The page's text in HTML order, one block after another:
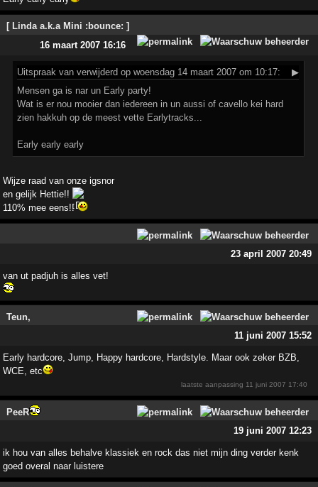
[ Linda a.k.a Mini :bounce: ]
16 maart 2007 16:16
Uitspraak van verwijderd op woensdag 14 maart 2007 om 10:17:
▶
Mensen ga is nar un Early party!
Wat is er nou mooier dan iedereen in un aussi of cavello kei hard
zien hakkuh op de meest vette Earlytracks...
Early early early
Wijze raad van onze igsnor
en gelijk Hettie!!
110% mee eens!!
23 april 2007 20:49
van ut padjuh is alles vet!
Teun,
11 juni 2007 15:52
Early hardcore, Jump, Happy hardcore, Hardstyle. Maar ook zeker BZB,
WCE, etc
laatste aanpassing 11 juni 2007 17:40
PeeR
19 juni 2007 12:23
ik hou van alles behalve klassiek en rock das niet mijn ding verder kenk
goed overal naar luistere